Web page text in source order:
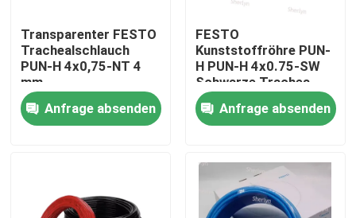
Zu Hause
Videos
Transparenter FESTO
Trachealschlauch
PUN-H 4x0,75-NT 4
mm
Außendurchmesser
Anfrage absenden
FESTO
Kunststoffröhre PUN-
H PUN-H 4x0.75-SW
Schwarze Trachea
Anfrage absenden